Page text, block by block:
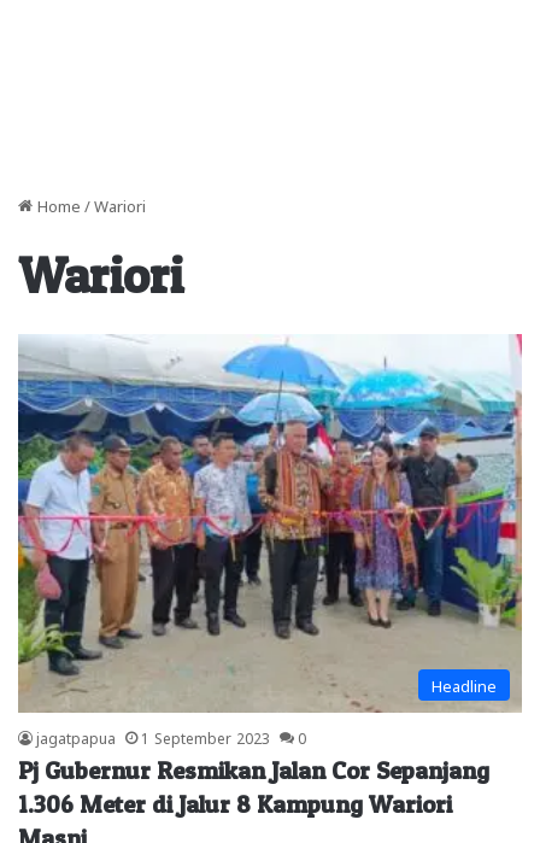
Home / Wariori
Wariori
Headline
jagatpapua 1 September 2023 0
Pj Gubernur Resmikan Jalan Cor Sepanjang
1.306 Meter di Jalur 8 Kampung Wariori